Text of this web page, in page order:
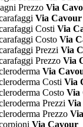
Prezzo Via
Via Cavour
Costi Via
Costo Via
Prezzi Via
Prezzo Via
Via
Costi Via
Costo Via
Prezzi
Prezzo
Via Cavour